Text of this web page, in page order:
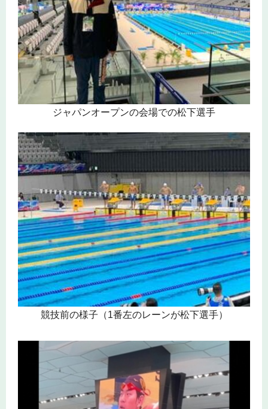
ジャパンオープンの会場での松下選手
競技前の様子（1番左のレーンが松下選手）